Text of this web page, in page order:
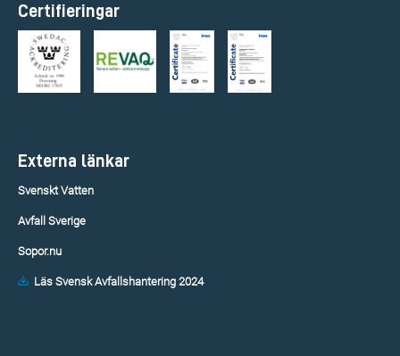
Certifieringar
Externa länkar
Svenskt Vatten
Avfall Sverige
Sopor.nu
Läs Svensk Avfallshantering 2024